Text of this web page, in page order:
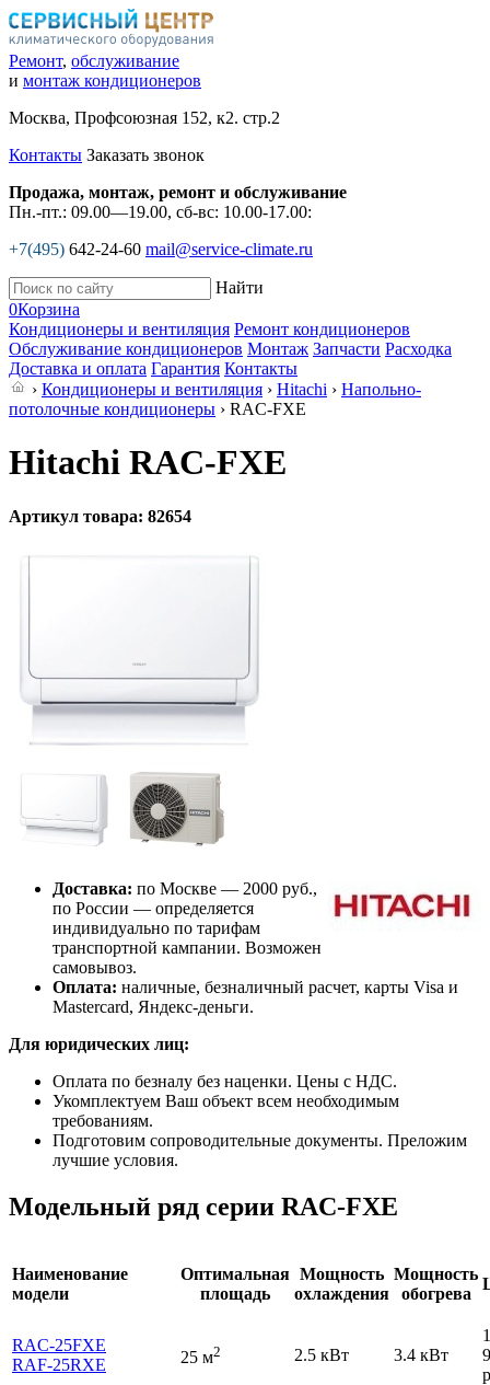
Ремонт, обслуживание
и монтаж кондиционеров
Москва, Профсоюзная 152, к2. стр.2
Контакты Заказать звонок
Продажа, монтаж, ремонт и обслуживание
Пн.-пт.: 09.00—19.00, сб-вс: 10.00-17.00:
+7(495) 642-24-60 mail@service-climate.ru
Найти
0Корзина
Кондиционеры и вентиляция Ремонт кондиционеров
Обслуживание кондиционеров Монтаж Запчасти Расходка
Доставка и оплата Гарантия Контакты
› Кондиционеры и вентиляция › Hitachi › Напольно-
потолочные кондиционеры › RAC-FXE
Hitachi RAC-FXE
Артикул товара: 82654
Доставка: по Москве — 2000 руб.,
по России — определяется
индивидуально по тарифам
транспортной кампании. Возможен
самовывоз.
Оплата: наличные, безналичный расчет, карты Visa и
Mastercard, Яндекс-деньги.
Для юридических лиц:
Оплата по безналу без наценки. Цены с НДС.
Укомплектуем Ваш объект всем необходимым
требованиям.
Подготовим сопроводительные документы. Преложим
лучшие условия.
Модельный ряд серии RAC-FXE
Наименование
модели
Оптимальная
площадь
Мощность
охлаждения
Мощность
обогрева
RAC-25FXE
RAF-25RXE
25 м2 2.5 кВт 3.4 кВт